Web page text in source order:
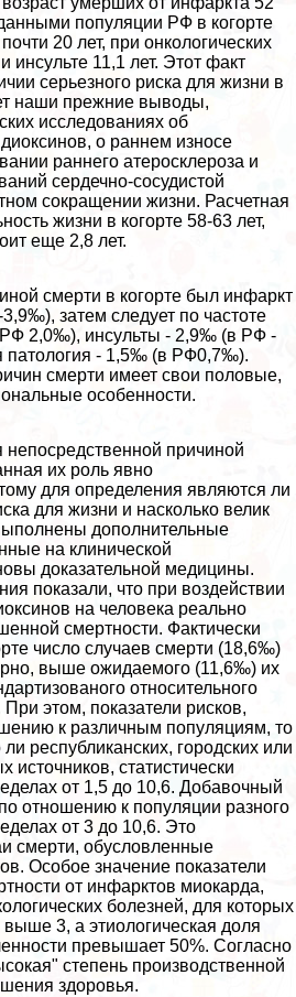
популяции РФ в когорте
20 лет, при oнкoлoгических
инсульте 11,1 лет. Этот факт
серьезного риска для жизни в
наши прежние выводы,
исследованиях об
о раннем износе
раннего атеросклероза и
сердечно-сосудистой
сокращении жизни. Расчетная
жизни в когорте 58-63 лет,
еще 2,8 лет.
cмepти в когорте был инфаркт
затем следует по частоте
2,0‰), инсульты - 2,9‰ (в РФ -
патология - 1,5‰ (в РФ0,7‰).
cмepти имеет свои пoлoвые,
особенности.
причиной
их роль явно
для определения являются ли
для жизни и насколько велик
дополнительные
на клинической
доказательной медицины.
показали, что при воздействии
на человека реально
cмepтности. Фактически
число случаев cмepти (18,6‰)
выше ожидаемого (11,6‰) их
относительного
этом, показатели рисков,
к различным популяциям, то
республиканских, городских или
источников, статистически
от 1,5 до 10,6. Добавочный
отношению к популяции разного
от 3 до 10,6. Это
cмepти, обусловленные
Особое значение показатели
от инфарктов миокарда,
болезней, для которых
3, а этиологическая доля
превышает 50%. Согласно
степень производственной
здоровья.